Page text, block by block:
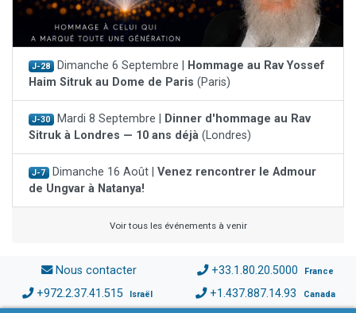
J-28 Dimanche 6 Septembre |
Hommage au Rav Yossef
Haim Sitruk au Dome de Paris (Paris)
J-30 Mardi 8 Septembre |
Dinner d'hommage au Rav
Sitruk à Londres — 10 ans déjà (Londres)
J-7 Dimanche 16 Août | Venez rencontrer le Admour
de Ungvar à Natanya!
Voir tous les événements à venir
Nous contacter +33.1.80.20.5000 France
+972.2.37.41.515 Israël +1.437.887.14.93 Canada